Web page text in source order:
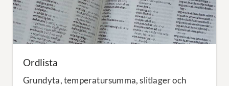
Ordlista
Grundyta, temperatursumma, slitlager och